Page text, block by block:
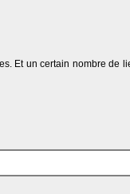
Et un certain nombre de